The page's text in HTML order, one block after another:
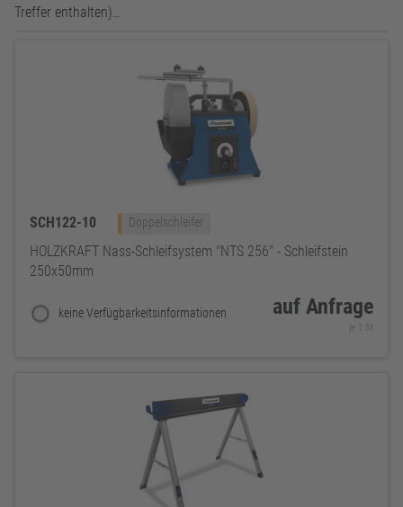
Treffer enthalten)…
SCH122-10 Doppelschleifer
HOLZKRAFT Nass-Schleifsystem "NTS 256" - Schleifstein
250x50mm
keine Verfügbarkeitsinformationen auf Anfrage
je 1 St